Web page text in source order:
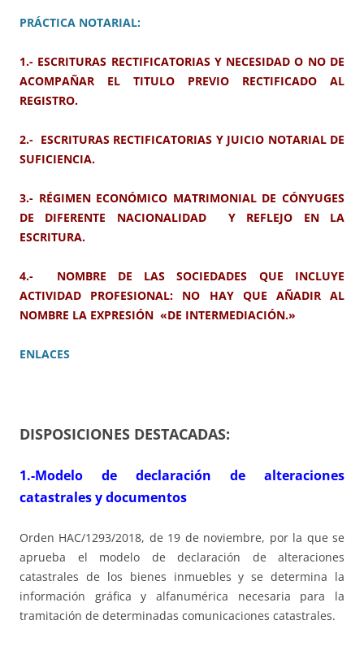
PRÁCTICA NOTARIAL:
1.- ESCRITURAS RECTIFICATORIAS Y NECESIDAD O NO DE
ACOMPAÑAR EL TITULO PREVIO RECTIFICADO AL
REGISTRO.
2.- ESCRITURAS RECTIFICATORIAS Y JUICIO NOTARIAL DE
SUFICIENCIA.
3.- RÉGIMEN ECONÓMICO MATRIMONIAL DE CÓNYUGES
DE DIFERENTE NACIONALIDAD Y REFLEJO EN LA
ESCRITURA.
4.-
NOMBRE DE LAS SOCIEDADES QUE INCLUYE
ACTIVIDAD PROFESIONAL: NO HAY QUE AÑADIR AL
NOMBRE LA EXPRESIÓN «DE INTERMEDIACIÓN.»
ENLACES
DISPOSICIONES DESTACADAS:
1.-Modelo de declaración de alteraciones
catastrales y documentos
Orden HAC/1293/2018, de 19 de noviembre, por la que se
aprueba el modelo de declaración de alteraciones
catastrales de los bienes inmuebles y se determina la
información gráfica y alfanumérica necesaria para la
tramitación de determinadas comunicaciones catastrales.